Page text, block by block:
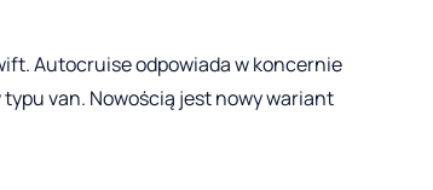
Autocruise odpowiada w koncernie
van. Nowością jest nowy wariant